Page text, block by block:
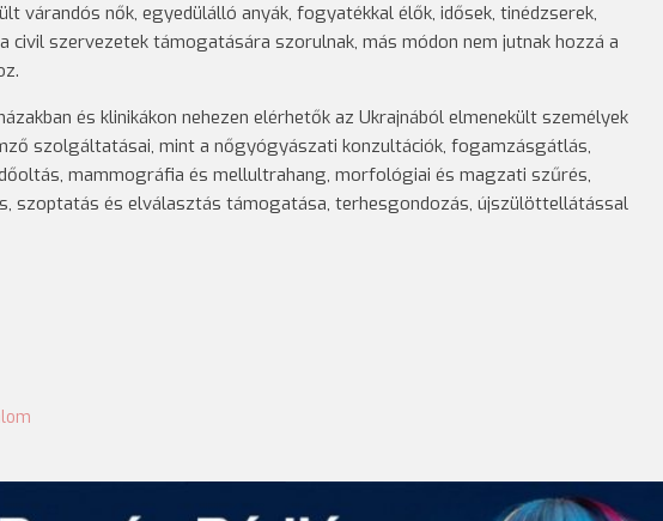
várandós nők, egyedülálló anyák, fogyatékkal élők, idősek, tinédzserek,
civil szervezetek támogatására szorulnak, más módon nem jutnak hozzá a
és klinikákon nehezen elérhetők az Ukrajnából elmenekült személyek
szolgáltatásai, mint a nőgyógyászati konzultációk, fogamzásgátlás,
mammográfia és mellultrahang, morfológiai és magzati szűrés,
szoptatás és elválasztás támogatása, terhesgondozás, újszülöttellátással